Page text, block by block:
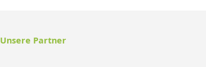
Unsere Partner